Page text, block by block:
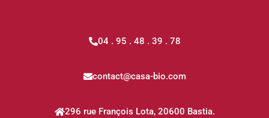
04 . 95 . 48 . 39 . 78
contact@casa-bio.com
296 rue François Lota, 20600 Bastia.